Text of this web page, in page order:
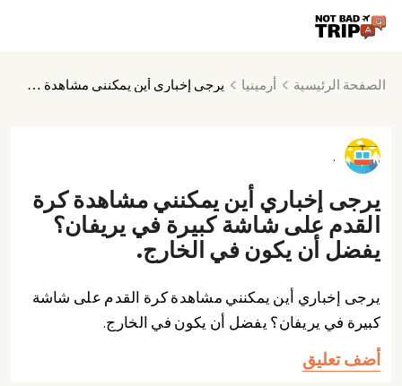
الصفحة الرئيسية أرمينيا يرجى إخباري أين يمكنني مشاهدة كرة القدم على شاشة كبيرة في يريفان؟ يفضل أن يكون في الخارج.
.
يرجى إخباري أين يمكنني مشاهدة كرة
القدم على شاشة كبيرة في يريفان؟
يفضل أن يكون في الخارج.
يرجى إخباري أين يمكنني مشاهدة كرة القدم على شاشة
كبيرة في يريفان؟ يفضل أن يكون في الخارج.
أضف تعليق